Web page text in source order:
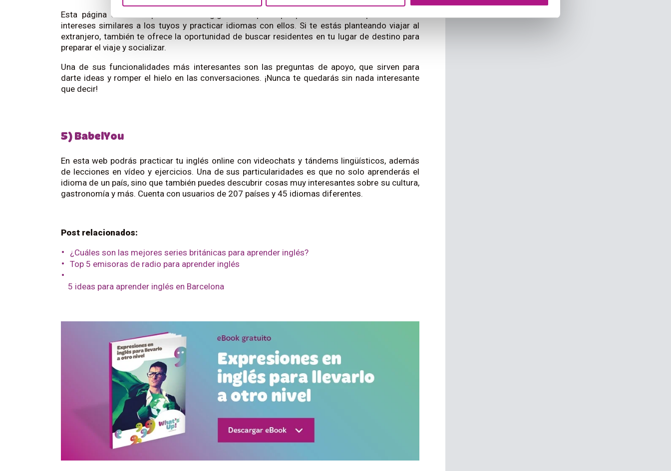
Esta página es una especie de chat gigantesco para que puedas buscar a personas con
intereses similares a los tuyos y practicar idiomas con ellos. Si te estás planteando viajar al
extranjero, también te ofrece la oportunidad de buscar residentes en tu lugar de destino para
preparar el viaje y socializar.
Una de sus funcionalidades más interesantes son las preguntas de apoyo, que sirven para
darte ideas y romper el hielo en las conversaciones. ¡Nunca te quedarás sin nada interesante
que decir!
5) BabelYou
En esta web podrás practicar tu inglés online con videochats y tándems lingüísticos, además
de lecciones en vídeo y ejercicios. Una de sus particularidades es que no solo aprenderás el
idioma de un país, sino que también puedes descubrir cosas muy interesantes sobre su cultura,
gastronomía y más. Cuenta con usuarios de 207 países y 45 idiomas diferentes.
Post relacionados:
¿Cuáles son las mejores series británicas para aprender inglés?
Top 5 emisoras de radio para aprender inglés
5 ideas para aprender inglés en Barcelona